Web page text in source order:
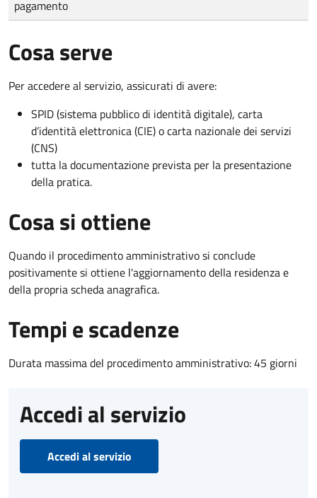
pagamento
Cosa serve
Per accedere al servizio, assicurati di avere:
SPID (sistema pubblico di identità digitale), carta
d’identità elettronica (CIE) o carta nazionale dei servizi
(CNS)
tutta la documentazione prevista per la presentazione
della pratica.
Cosa si ottiene
Quando il procedimento amministrativo si conclude
positivamente si ottiene l'aggiornamento della residenza e
della propria scheda anagrafica.
Tempi e scadenze
Durata massima del procedimento amministrativo: 45 giorni
Accedi al servizio
Accedi al servizio